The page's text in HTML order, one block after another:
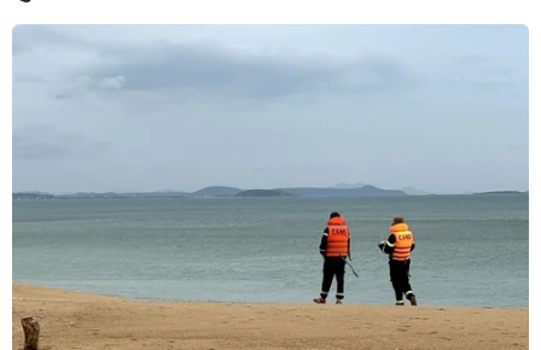
TIN CÙNG CHUYÊN MỤC
Buổi hòa nhạc kéo dài 639 năm vừa
mới hoàn thành 4% hành trình
06/08/2026 11:54